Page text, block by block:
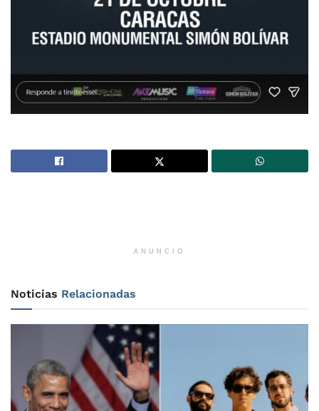
ANUNCIO
Noticias Relacionadas